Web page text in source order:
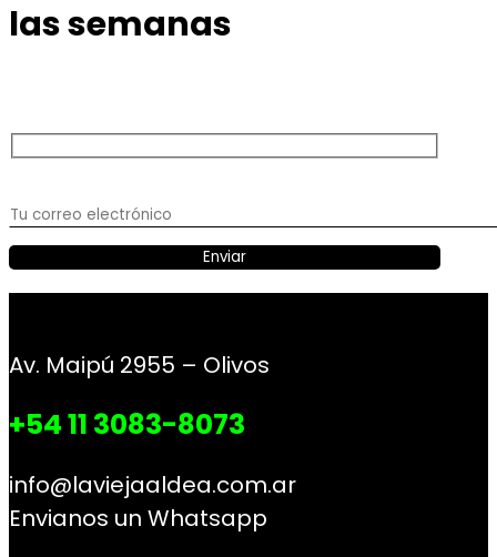
las semanas
Av. Maipú 2955 – Olivos
+54 11 3083-8073
info@laviejaaldea.com.ar
Envianos un Whatsapp